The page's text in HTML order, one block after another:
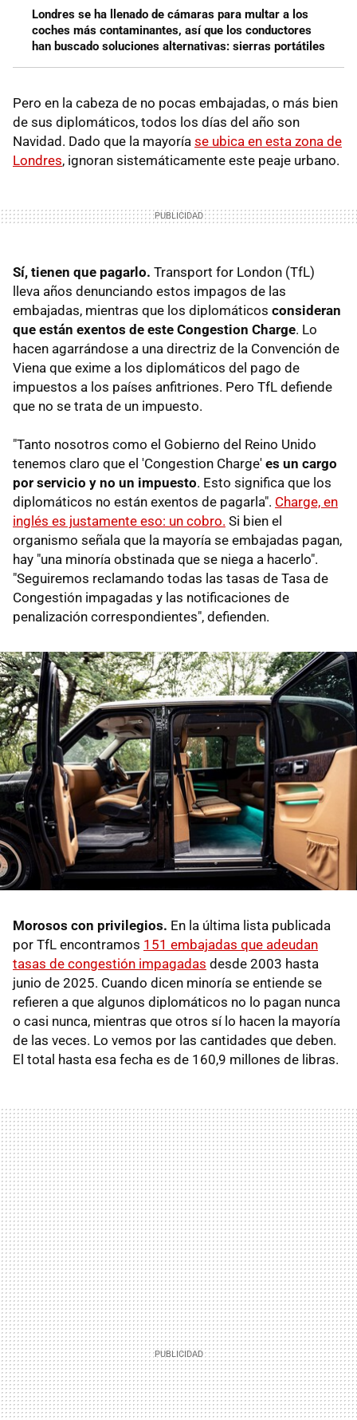
Londres se ha llenado de cámaras para multar a los
coches más contaminantes, así que los conductores
han buscado soluciones alternativas: sierras portátiles
Pero en la cabeza de no pocas embajadas, o más bien
de sus diplomáticos, todos los días del año son
Navidad. Dado que la mayoría se ubica en esta zona de
Londres, ignoran sistemáticamente este peaje urbano.
Sí, tienen que pagarlo. Transport for London (TfL)
lleva años denunciando estos impagos de las
embajadas, mientras que los diplomáticos consideran
que están exentos de este Congestion Charge. Lo
hacen agarrándose a una directriz de la Convención de
Viena que exime a los diplomáticos del pago de
impuestos a los países anfitriones. Pero TfL defiende
que no se trata de un impuesto.
"Tanto nosotros como el Gobierno del Reino Unido
tenemos claro que el 'Congestion Charge' es un cargo
por servicio y no un impuesto. Esto significa que los
diplomáticos no están exentos de pagarla". Charge, en
inglés es justamente eso: un cobro. Si bien el
organismo señala que la mayoría se embajadas pagan,
hay "una minoría obstinada que se niega a hacerlo".
"Seguiremos reclamando todas las tasas de Tasa de
Congestión impagadas y las notificaciones de
penalización correspondientes", defienden.
Morosos con privilegios. En la última lista publicada
por TfL encontramos 151 embajadas que adeudan
tasas de congestión impagadas desde 2003 hasta
junio de 2025. Cuando dicen minoría se entiende se
refieren a que algunos diplomáticos no lo pagan nunca
o casi nunca, mientras que otros sí lo hacen la mayoría
de las veces. Lo vemos por las cantidades que deben.
El total hasta esa fecha es de 160,9 millones de libras.